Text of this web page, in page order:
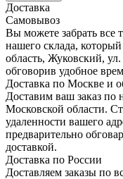
Доставка
Самовывоз
Вы можете забрать все
нашего склада,
область, Жуковский,
обговорив удобное
Доставка по Москве и
Доставим ваш заказ
Московской области.
удаленности вашего
предварительно
доставкой.
Доставка по России
Доставляем заказы по